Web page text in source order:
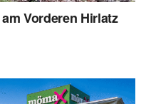
Vorderen Hirlatz